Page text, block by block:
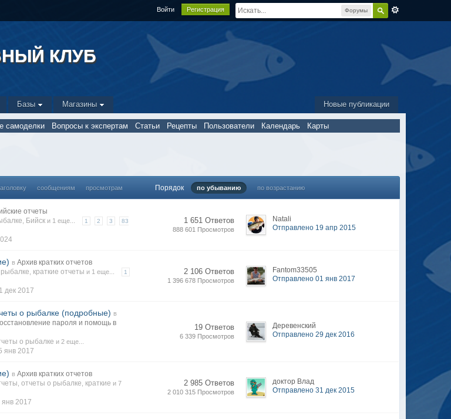
Форумы
Войти Регистрация
КЛУБ
Новые публикации
Базы Магазины
самоделки Вопросы к экспертам Статьи Рецепты Пользователи Календарь Карты
сообщениям просмотрам Порядок по убыванию по возрастанию
отчеты
Бийск и 1 еще... 1 2 3
83
1 651 Ответов
888 601 Просмотров
Natali
Отправлено 19 апр 2015
в Архив кратких отчетов
краткие отчеты и 1 еще...
1
дек 2017
2 106 Ответов
1 396 678 Просмотров
Fantom33505
Отправлено 01 янв 2017
о рыбалке (подробные) в
пароля и помощь в
о рыбалке и 2 еще...
янв 2017
19 Ответов
6 339 Просмотров
Деревенский
Отправлено 29 дек 2016
в Архив кратких отчетов
,отчеты о рыбалке краткие и 7
янв 2017
2 985 Ответов
2 010 315 Просмотров
доктор Влад
Отправлено 31 дек 2015